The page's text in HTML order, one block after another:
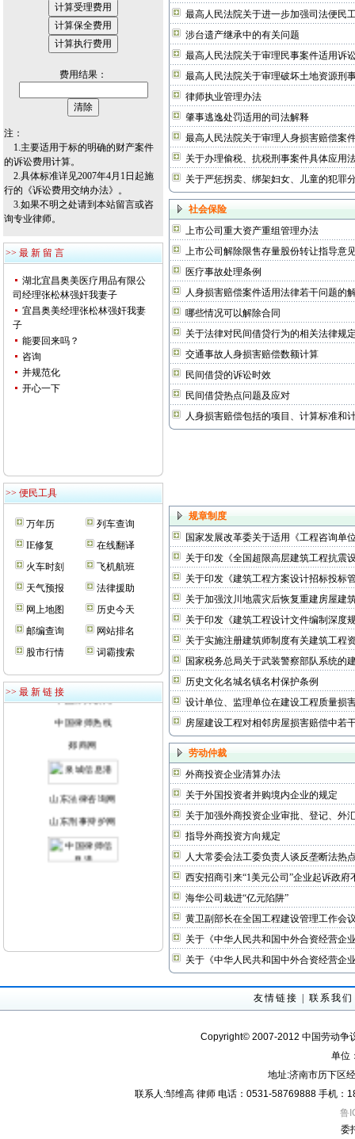
费用结果：
注：
1.主要适用于标的明确的财产案件
的诉讼费用计算。
2.具体标准详见2007年4月1日起施
行的《诉讼费用交纳办法》。
3.如果不明之处请到 本站留言或咨
询专业律师。
>> 最 新 留 言
湖北宜昌奥美医疗用品有限公
司经理张松林强奸我妻子
宜昌奥美经理张松林强奸我妻
子
能要回来吗？
咨询
并规范化
开心一下
>> 便民工具
万年历
列车查询
IE修复
在线翻译
火车时刻
飞机航班
天气预报
法律援助
网上地图
历史今天
邮编查询
网站排名
股市行情
词霸搜索
>> 最 新 链 接
闫显明律师事务所
律师博客
中国律师联网
最高人民法院关于进一步加强司法便民
涉台遗产继承中的有关问题
最高人民法院关于审理民事案件适用诉
最高人民法院关于审理破坏土地资源刑
律师执业管理办法
肇事逃逸处罚适用的司法解释
最高人民法院关于审理人身损害赔偿案
关于办理偷税、抗税刑事案件具体应用
关于严惩拐卖、绑架妇女、儿童的犯罪
社会保险
上市公司重大资产重组管理办法
上市公司解除限售存量股份转让指导意
医疗事故处理条例
人身损害赔偿案件适用法律若干问题的
哪些情况可以解除合同
关于法律对民间借贷行为的相关法律规
交通事故人身损害赔偿数额计算
民间借贷的诉讼时效
民间借贷热点问题及应对
人身损害赔偿包括的项目、计算标准和
规章制度
国家发展改革委关于适用《工程咨询单
关于印发《全国超限高层建筑工程抗震
关于印发《建筑工程方案设计招标投标
关于加强汶川地震灾后恢复重建房屋建
关于印发《建筑工程设计文件编制深度
关于实施注册建筑师制度有关建筑工程
国家税务总局关于武装警察部队系统的
历史文化名城名镇名村保护条例
设计单位、监理单位在建设工程质量损
房屋建设工程对相邻房屋损害赔偿中若
劳动仲裁
外商投资企业清算办法
关于外国投资者并购境内企业的规定
关于加强外商投资企业审批、登记、外
指导外商投资方向规定
人大常委会法工委负责人谈反垄断法热
西安招商引来“1美元公司”企业起诉政府
海华公司栽进“亿元陷阱”
黄卫副部长在全国工程建设管理工作会
关于《中华人民共和国中外合资经营企
关于《中华人民共和国中外合资经营企
友情链接 联系我们
Copyright© 2007-2012 中国劳动争
单位
地址:济南市历下区
联系人:邹维高 律师 电话：0531-58769888 手机
鲁
委